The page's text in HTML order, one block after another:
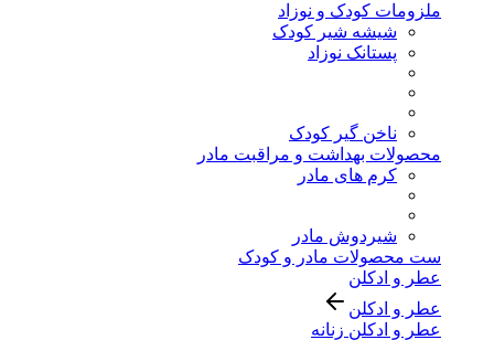
ملزومات کودک و نوزاد
شیشه شیر کودک
پستانک نوزاد
ناخن گیر کودک
محصولات بهداشت و مراقبت مادر
کرم های مادر
شیردوش مادر
ست محصولات مادر و کودک
عطر و ادکلن
عطر و ادکلن
عطر و ادکلن زنانه